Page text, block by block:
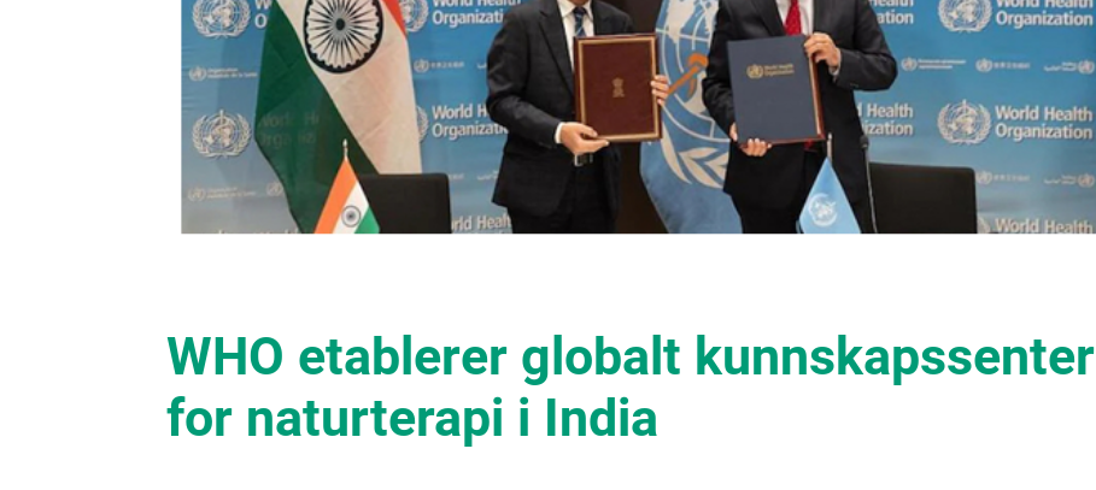
WHO etablerer globalt kunnskapssenter
for naturterapi i India